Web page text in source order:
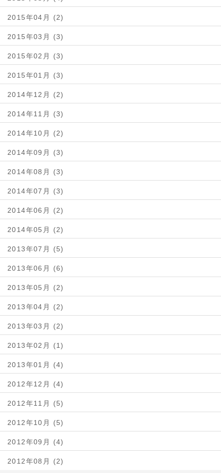
2015年04月 (2)
2015年03月 (3)
2015年02月 (3)
2015年01月 (3)
2014年12月 (2)
2014年11月 (3)
2014年10月 (2)
2014年09月 (3)
2014年08月 (3)
2014年07月 (3)
2014年06月 (2)
2014年05月 (2)
2013年07月 (5)
2013年06月 (6)
2013年05月 (2)
2013年04月 (2)
2013年03月 (2)
2013年02月 (1)
2013年01月 (4)
2012年12月 (4)
2012年11月 (5)
2012年10月 (5)
2012年09月 (4)
2012年08月 (2)